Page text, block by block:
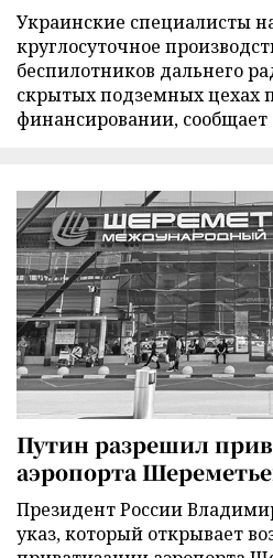
Украинские специалисты
круглосуточное
беспилотников дальнего
скрытых подземных
финансировании, сообщает
Путин разрешил
аэропорта
Президент России
указ, который открывает